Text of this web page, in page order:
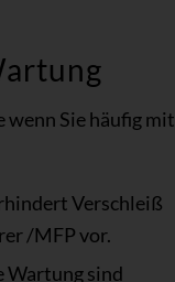
Sie häufig mit
Verschleiß
/MFP vor.
Wartung sind